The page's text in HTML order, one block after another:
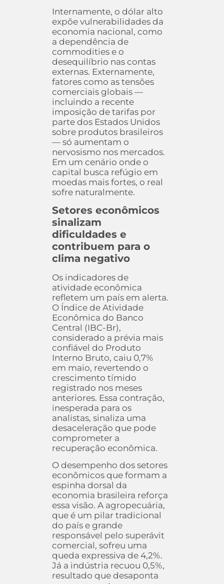
Internamente, o dólar alto
expõe vulnerabilidades da
economia nacional, como
a dependência de
commodities e o
desequilíbrio nas contas
externas. Externamente,
fatores como as tensões
comerciais globais —
incluindo a recente
imposição de tarifas por
parte dos Estados Unidos
sobre produtos brasileiros
— só aumentam o
nervosismo nos mercados.
Em um cenário onde o
capital busca refúgio em
moedas mais fortes, o real
sofre naturalmente.
Setores econômicos
sinalizam
dificuldades e
contribuem para o
clima negativo
Os indicadores de
atividade econômica
refletem um país em alerta.
O Índice de Atividade
Econômica do Banco
Central (IBC-Br),
considerado a prévia mais
confiável do Produto
Interno Bruto, caiu 0,7%
em maio, revertendo o
crescimento tímido
registrado nos meses
anteriores. Essa contração,
inesperada para os
analistas, sinaliza uma
desaceleração que pode
comprometer a
recuperação econômica.
O desempenho dos setores
econômicos que formam a
espinha dorsal da
economia brasileira reforça
essa visão. A agropecuária,
que é um pilar tradicional
do país e grande
responsável pelo superávit
comercial, sofreu uma
queda expressiva de 4,2%.
Já a indústria recuou 0,5%,
resultado que desaponta